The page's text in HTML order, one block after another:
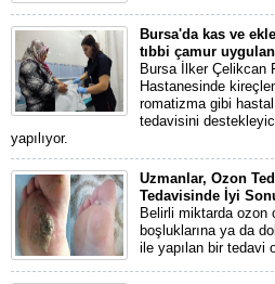
Bursa'da kas ve
tıbbi çamur
Bursa İlker Çelikcan
Hastanesinde
romatizma gibi
tedavisini
yapılıyor.
Uzmanlar, Ozon
Tedavisinde İyi
Belirli miktarda ozon
boşluklarına ya da
ile yapılan bir tedavi